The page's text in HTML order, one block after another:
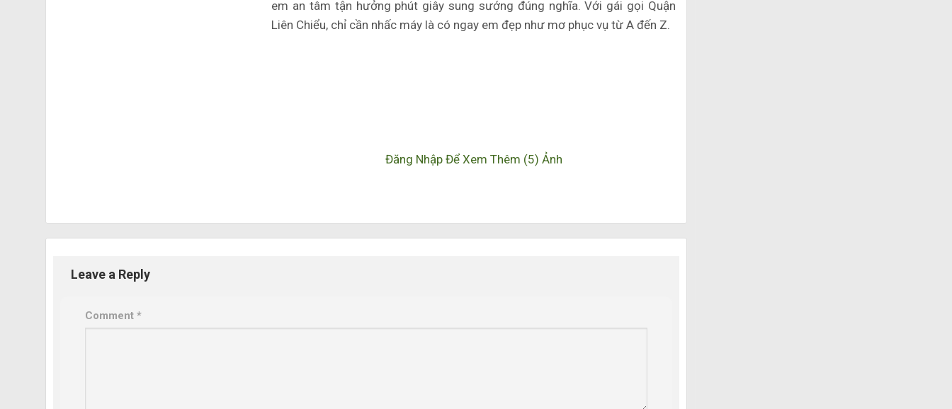
em an tâm tận hưởng phút giây sung sướng đúng nghĩa. Với gái gọi Quận
Liên Chiểu, chỉ cần nhấc máy là có ngay em đẹp như mơ phục vụ từ A đến Z.
Đăng Nhập Để Xem Thêm (5) Ảnh
Leave a Reply
Comment *